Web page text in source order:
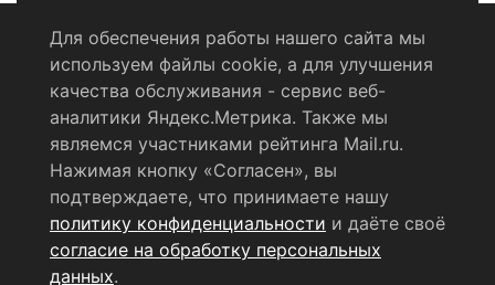
Политика конфиденциальности
Согласие на обработку персональных данных
RSS-лента
© 2004 - 2026 Сетевое издание Щёлковское ТВ.
Свидетельство о регистрации СМИ
Для обеспечения работы нашего сайта мы
используем файлы cookie, а для улучшения
качества обслуживания - сервис веб-
аналитики Яндекс.Метрика. Также мы
являемся участниками рейтинга Mail.ru.
Нажимая кнопку «Согласен», вы
подтверждаете, что принимаете нашу
политику конфиденциальности и даёте своё
согласие на обработку персональных
данных.